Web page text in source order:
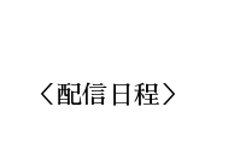
＜配信日程＞